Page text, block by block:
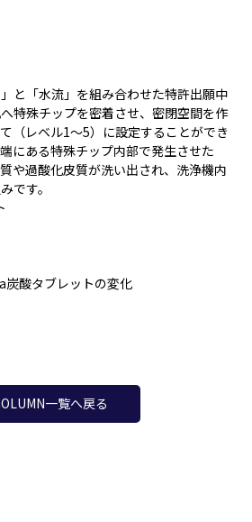
と「水流」を組み合わせた特許出願中
特殊チップを密着させ、密閉空間を作
（レベル1〜5）に設定することができ
にある特殊チップ内部で発生させた
や過酸化皮質が洗い出され、洗浄機内
です。
一覧へ戻る